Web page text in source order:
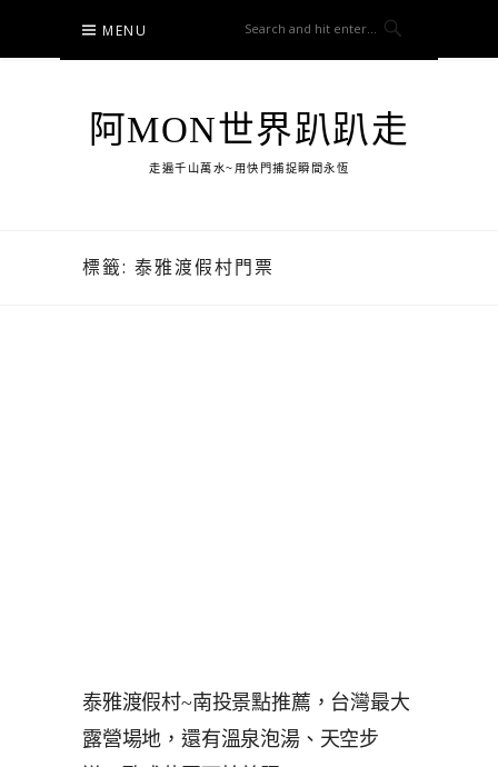
content
MENU
阿MON世界趴趴走
走遍千山萬水~用快門捕捉瞬間永恆
標籤: 泰雅渡假村門票
泰雅渡假村~南投景點推薦，台灣最大
露營場地，還有溫泉泡湯、天空步